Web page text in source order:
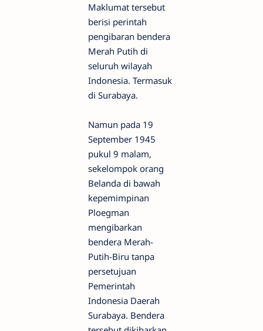
Maklumat tersebut
berisi perintah
pengibaran bendera
Merah Putih di
seluruh wilayah
Indonesia. Termasuk
di Surabaya.
Namun pada 19
September 1945
pukul 9 malam,
sekelompok orang
Belanda di bawah
kepemimpinan
Ploegman
mengibarkan
bendera Merah-
Putih-Biru tanpa
persetujuan
Pemerintah
Indonesia Daerah
Surabaya. Bendera